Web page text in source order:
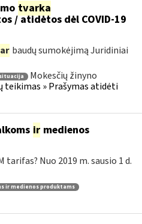
tvarka
/ atidėtos dėl COVID-19
ar baudų sumokėjimą Juridiniai
Mokesčių žinyno
teikimas » Prašymas atidėti
irmedienos
Nuo 2019 m. sausio 1 d.
ir medienos produktams